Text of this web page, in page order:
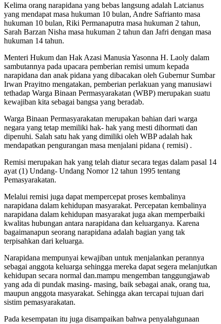
Kelima orang narapidana yang bebas langsung adalah Latcianus
yang mendapat masa hukuman 10 bulan, Andre Safrianto masa
hukuman 10 bulan, Riki Permanaputra masa hukuman 2 tahun,
Sarah Barzan Nisha masa hukuman 2 tahun dan Jafri dengan masa
hukuman 14 tahun.
Menteri Hukum dan Hak Azasi Manusia Yasonna H. Laoly dalam
sambutannya pada upacara pemberian remisi umum kepada
narapidana dan anak pidana yang dibacakan oleh Gubernur Sumbar
Irwan Prayitno mengatakan, pemberian perlakuan yang manusiawi
tethadap Warga Binaan Permasyarakatan (WBP) merupakan suatu
kewajiban kita sebagai bangsa yang beradab.
Warga Binaan Permasyarakatan merupakan bahian dari warga
negara yang tetap memiliki hak- hak yang mesti dihormati dan
dipenuhi. Salah satu hak yang dimiliki oleh WBP adalah hak
mendapatkan pengurangan masa menjalani pidana ( remisi) .
Remisi merupakan hak yang telah diatur secara tegas dalam pasal 14
ayat (1) Undang- Undang Nomor 12 tahun 1995 tentang
Pemasyarakatan.
Melalui remisi juga dapat mempercepat proses kembalinya
narapidana dalam kehidupan masyarakat. Percepatan kembalinya
narapidana dalam kehidupan masyarakat juga akan memperbaiki
kwalitas hubungan antara narapidana dan keluarganya. Karena
bagaimanapun seorang narapidana adalah bagian yang tak
terpisahkan dari keluarga.
Narapidana mempunyai kewajiban untuk menjalankan perannya
sebagai anggota keluarga sehingga mereka dapat segera melanjutkan
kehidupan secara normal dan.mampu mengemban tanggungjawab
yang ada di pundak masing- masing, baik sebagai anak, orang tua,
maupun anggota masyarakat. Sehingga akan tercapai tujuan dari
sistim pemasyarakatan.
Pada kesempatan itu juga disampaikan bahwa penyalahgunaan